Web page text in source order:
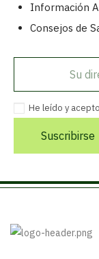
Información
Consejos de
He leído y
Suscribirse